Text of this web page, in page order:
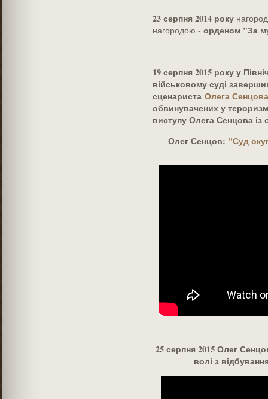
23 серпня 2014 року
нагородою - орденом "За
19 серпня 2015 року у
військовому суді
сценариста Олега Сенцова
обвинувачених у
виступу Олега Сенцова
Олег Сенцов: "Суд
25 серпня 2015 Олег
волі з